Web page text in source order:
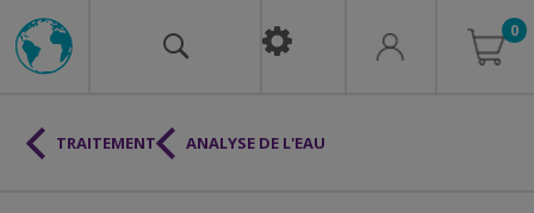
0
TRAITEMENT ANALYSE DE L'EAU